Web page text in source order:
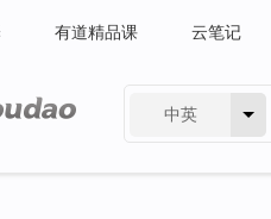
有道精品课 云笔记
中英